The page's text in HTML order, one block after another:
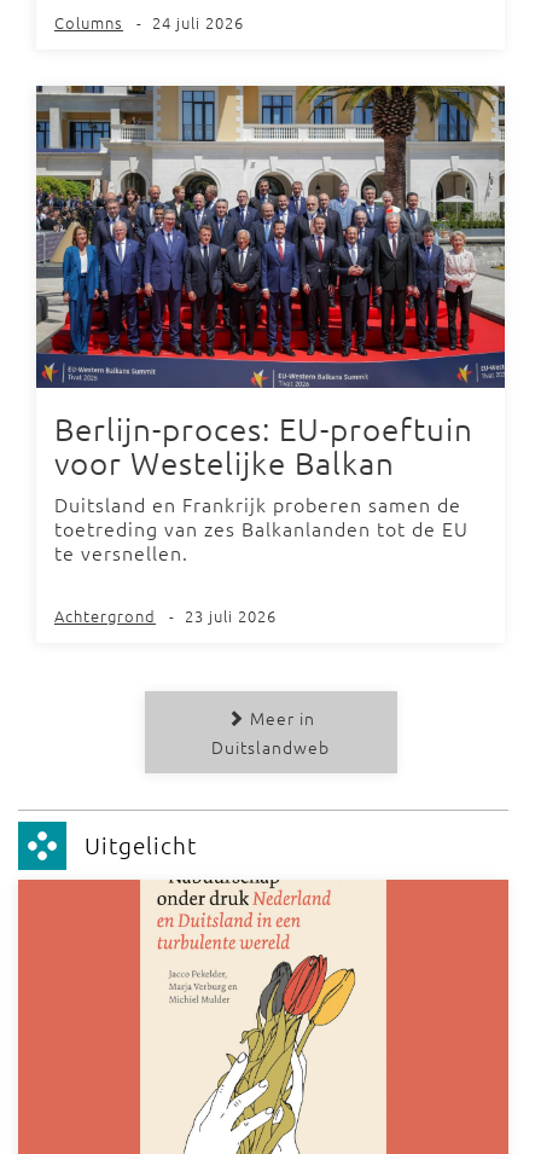
Columns - 24 juli 2026
Berlijn-proces: EU-proeftuin
voor Westelijke Balkan
Duitsland en Frankrijk proberen samen de
toetreding van zes Balkanlanden tot de EU
te versnellen.
Achtergrond - 23 juli 2026
Meer in
Duitslandweb
Uitgelicht